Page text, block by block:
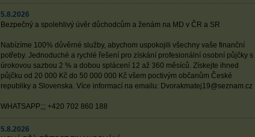
5.8.2026
Bezpečný a spolehlivý úvěr důchodcům a ženám na MD v ČR a SR
Nabízíme 100% důvěrné služby, abychom uspokojili všechny vaše finanční
potřeby. Jednoduché a rychlé řešení pro získání profesionální osobní půjčky s
úrokovou sazbou 2 % a dobou splácení 12 až 360 měsíců. Získejte ihned
půjčku od 20 000 Kč do 50 000 000 Kč všem poctivým občanům České
republiky a Slovenska. Více informací na emailu: Dvorakmatej19@seznam.cz
WHATSAPP;;; +420 702 860 188
5.8.2026